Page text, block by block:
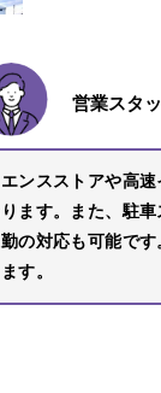
営業スタ
ンスストアや高
ます。また、駐
の対応も可能で
す。